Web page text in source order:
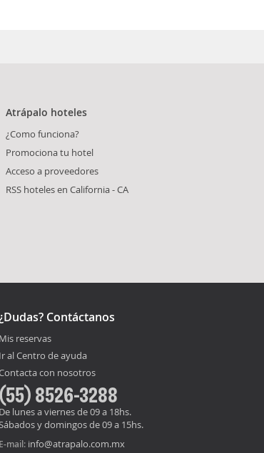
Atrápalo hoteles
¿Como funciona?
Promociona tu hotel
Acceso a proveedores
RSS hoteles en California - CA
Contáctanos
Mis reservas
Ir al Centro de ayuda
con nosotros
(55) 8526-3288
De lunes a viernes de 09 a 18hs.
y domingos de 09 a 15hs.
E-mail: info@atrapalo.com.mx